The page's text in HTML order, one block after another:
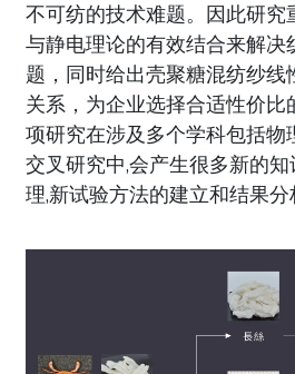
不可纺的技术难题。因此研究
与静电理论的有效结合来解决
题，同时给出壳聚糖混纺纱线
关系，为企业选择合适性价
项研究在涉及多个学科包括物
交叉研究中,会产生很多新的
理,新试验方法的建立和结果分